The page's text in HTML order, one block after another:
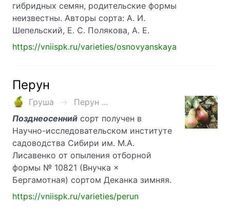
гибридных семян, родительские формы
неизвестны. Авторы сорта: А. И.
Шепельский, Е. С. Полякова, А. Е.
https://vniispk.ru/varieties/osnovyanskaya
Перун
Груша
Перун ...
Позднеосенний сорт получен в
Научно-исследовательском институте
садоводства Сибири им. М.А.
Лисавенко от опыления отборной
формы № 10821 (Внучка ×
Бергамотная) сортом Деканка зимняя.
https://vniispk.ru/varieties/perun